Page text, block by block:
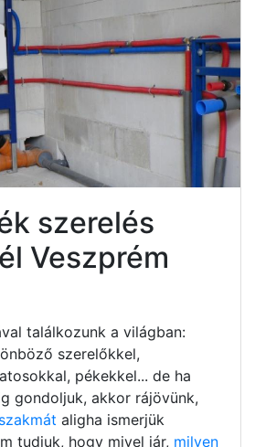
szerelés
Veszprém
találkozunk a világban:
szerelőkkel,
pékekkel... de ha
gondoljuk, akkor rájövünk,
szakmát aligha ismerjük
tudjuk, hogy mivel jár, milyen